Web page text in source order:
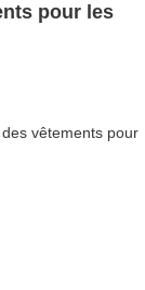
pour les